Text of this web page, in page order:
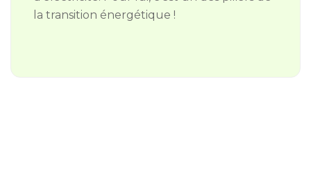
la transition énergétique !